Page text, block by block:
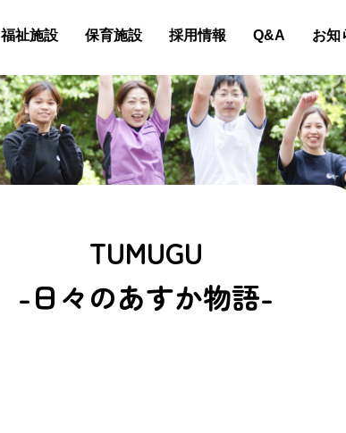
福祉施設 保育施設 採用情報 Q&A お知
TUMUGU
-日々のあすか物語-